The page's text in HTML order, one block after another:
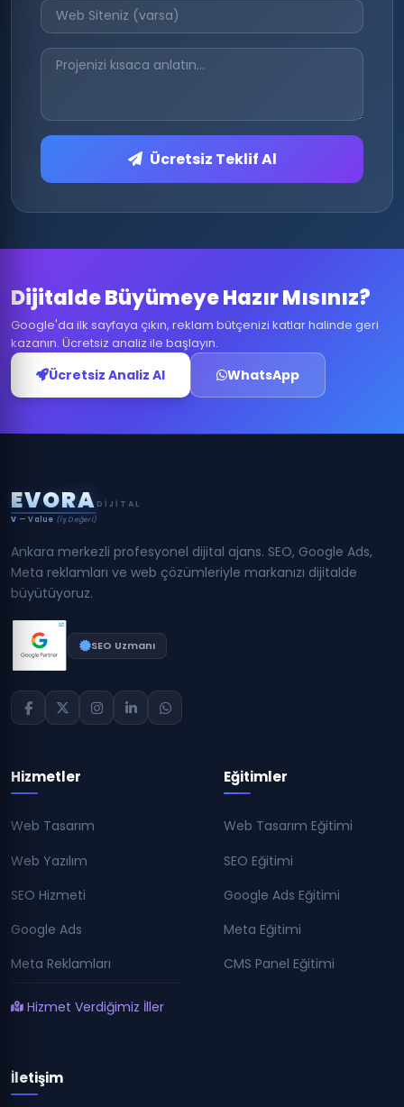
Ücretsiz Teklif Al
Dijitalde Büyümeye Hazır Mısınız?
Google'da ilk sayfaya çıkın, reklam bütçenizi katlar halinde geri
kazanın. Ücretsiz analiz ile başlayın.
Ücretsiz Analiz Al WhatsApp
EVORA DIJITAL
V — Value (İş Değeri)
Ankara merkezli profesyonel dijital ajans. SEO, Google Ads,
Meta reklamları ve web çözümleriyle markanızı dijitalde
büyütüyoruz.
SEO Uzmanı
Hizmetler
Web Tasarım
Web Yazılım
SEO Hizmeti
Google Ads
Meta Reklamları
Hizmet Verdiğimiz İller
Eğitimler
Web Tasarım Eğitimi
SEO Eğitimi
Google Ads Eğitimi
Meta Eğitimi
CMS Panel Eğitimi
İletişim